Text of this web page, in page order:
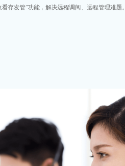
存发管”功能，解决远程调阅、远程管理难题。